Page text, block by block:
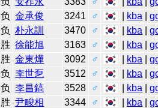
负 金承俊 3241 ♂ kba |
负 朴永訓 3470 ♂ kba |
胜 徐能旭 3163 ♂ kba |
胜 金東燁 3092 ♂ kba |
负 李世乭 3512 ♂ kba |
负 李昌鎬 3528 ♂ kba |
胜 尹畯相 3344 ♂ kba |